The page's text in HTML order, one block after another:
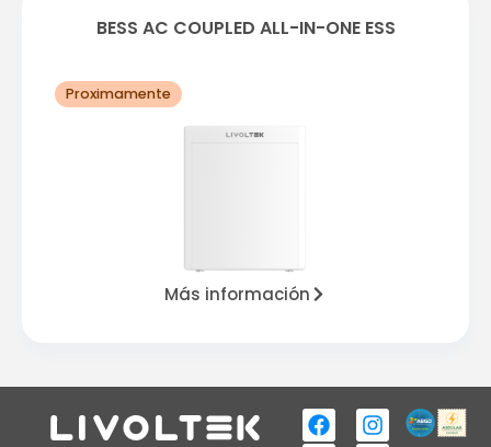
BESS AC COUPLED ALL-IN-ONE ESS
Proximamente
Más información